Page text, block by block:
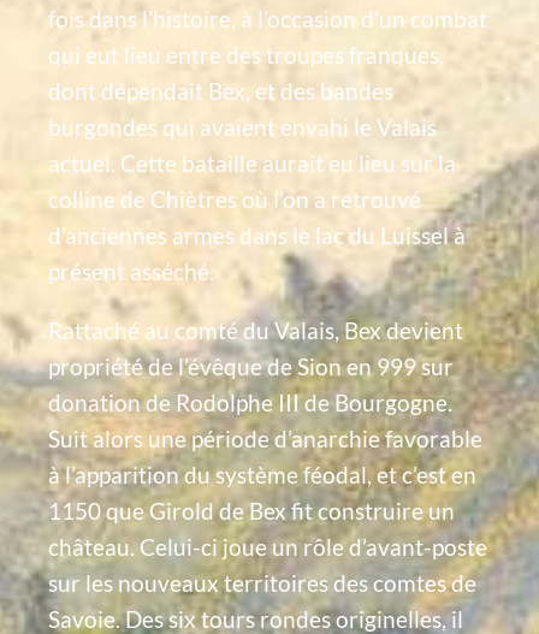
fois dans l’histoire, à l’occasion d’un combat
qui eut lieu entre des troupes franques,
dont dépendait Bex, et des bandes
burgondes qui avaient envahi le Valais
actuel. Cette bataille aurait eu lieu sur la
colline de Chiètres où l’on a retrouvé
d’anciennes armes dans le lac du Luissel à
présent asséché.
Rattaché au comté du Valais, Bex devient
propriété de l’évêque de Sion en 999 sur
donation de Rodolphe III de Bourgogne.
Suit alors une période d’anarchie favorable
à l’apparition du système féodal, et c’est en
1150 que Girold de Bex fit construire un
château. Celui-ci joue un rôle d’avant-poste
sur les nouveaux territoires des comtes de
Savoie. Des six tours rondes originelles, il